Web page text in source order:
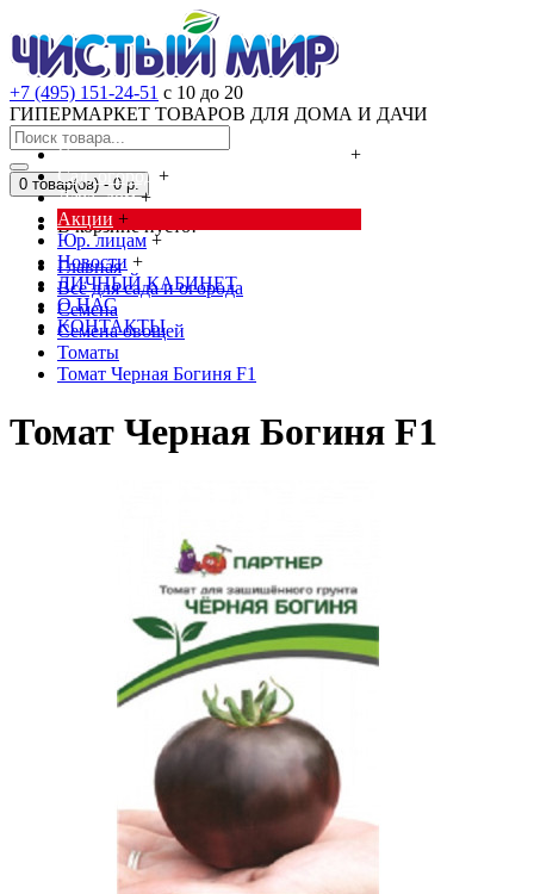
+7 (495) 151-24-51 с 10 до 20
ГИПЕРМАРКЕТ ТОВАРОВ ДЛЯ ДОМА И ДАЧИ
Cредства от насекомых и грызунов
+
Сад, огород +
Дача, дом +
Акции +
Юр. лицам +
Новости +
ЛИЧНЫЙ КАБИНЕТ
О НАС
КОНТАКТЫ
0 товар(ов) - 0 р.
В корзине пусто!
Главная
Всё для сада и огорода
Семена
Семена овощей
Томаты
Томат Черная Богиня F1
Томат Черная Богиня F1